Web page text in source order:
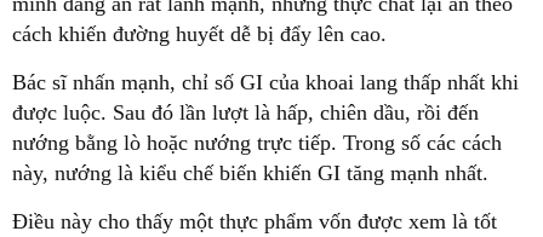
cách khiến đường huyết dễ bị đẩy lên cao.
Bác sĩ nhấn mạnh, chỉ số GI của khoai lang thấp nhất khi
được luộc. Sau đó lần lượt là hấp, chiên dầu, rồi đến
nướng bằng lò hoặc nướng trực tiếp. Trong số các cách
này, nướng là kiểu chế biến khiến GI tăng mạnh nhất.
Điều này cho thấy một thực phẩm vốn được xem là tốt